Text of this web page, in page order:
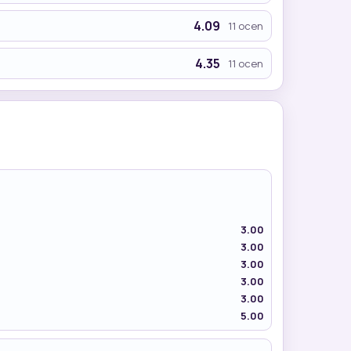
4.09 11 ocen
4.35 11 ocen
3.00
3.00
3.00
3.00
3.00
5.00